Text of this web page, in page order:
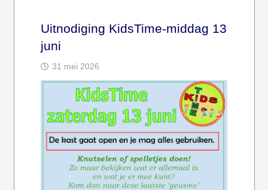
Uitnodiging KidsTime-middag 13
juni
31 mei 2026